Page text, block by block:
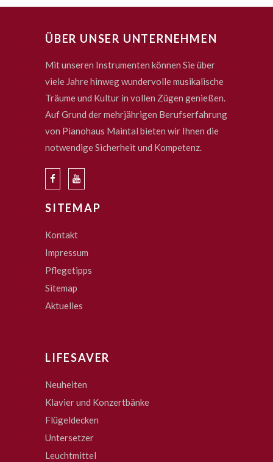
ÜBER UNSER UNTERNEHMEN
Mit unseren Instrumenten können Sie über
viele Jahre hinweg wundervolle musikalische
Träume und Kultur in vollen Zügen genießen.
Auf Grund der mehrjährigen Berufserfahrung
von Pianohaus Maintal bieten wir Ihnen die
notwendige Sicherheit und Kompetenz.
SITEMAP
Kontakt
Impressum
Pflegetipps
Sitemap
Aktuelles
LIFESAVER
Neuheiten
Klavier und Konzertbänke
Flügeldecken
Untersetzer
Leuchtmittel